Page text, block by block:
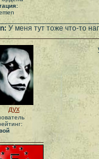
У меня тут тоже что-то
дух